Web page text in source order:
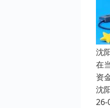
沈
在
资
沈
26-